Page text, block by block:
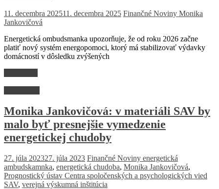
11. decembra 202511. decembra 2025 Finančné Noviny Monika
Jankovičová
Energetická ombudsmanka upozorňuje, že od roku 2026 začne
platiť nový systém energopomoci, ktorý má stabilizovať výdavky
domácností v dôsledku zvýšených
Monika Jankovičová: v materiáli SAV by
malo byť presnejšie vymedzenie
energetickej chudoby
27. júla 202327. júla 2023 Finančné Noviny energetická
ambudskamnka, energetická chudoba, Monika Jankovičová,
Prognostický ústav Centra spoločenských a psychologických vied
SAV, verejná výskumná inštitúcia